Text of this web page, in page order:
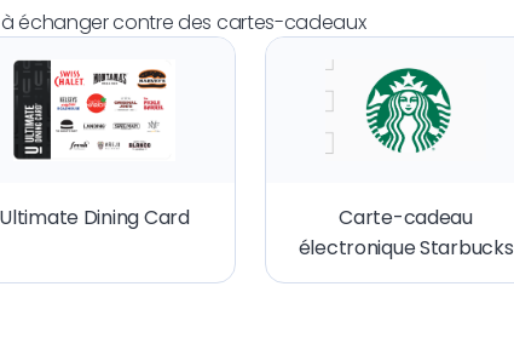
échanger contre des cartes-cadeaux
Ultimate Dining Card
Carte-cadeau
électronique Starbucks